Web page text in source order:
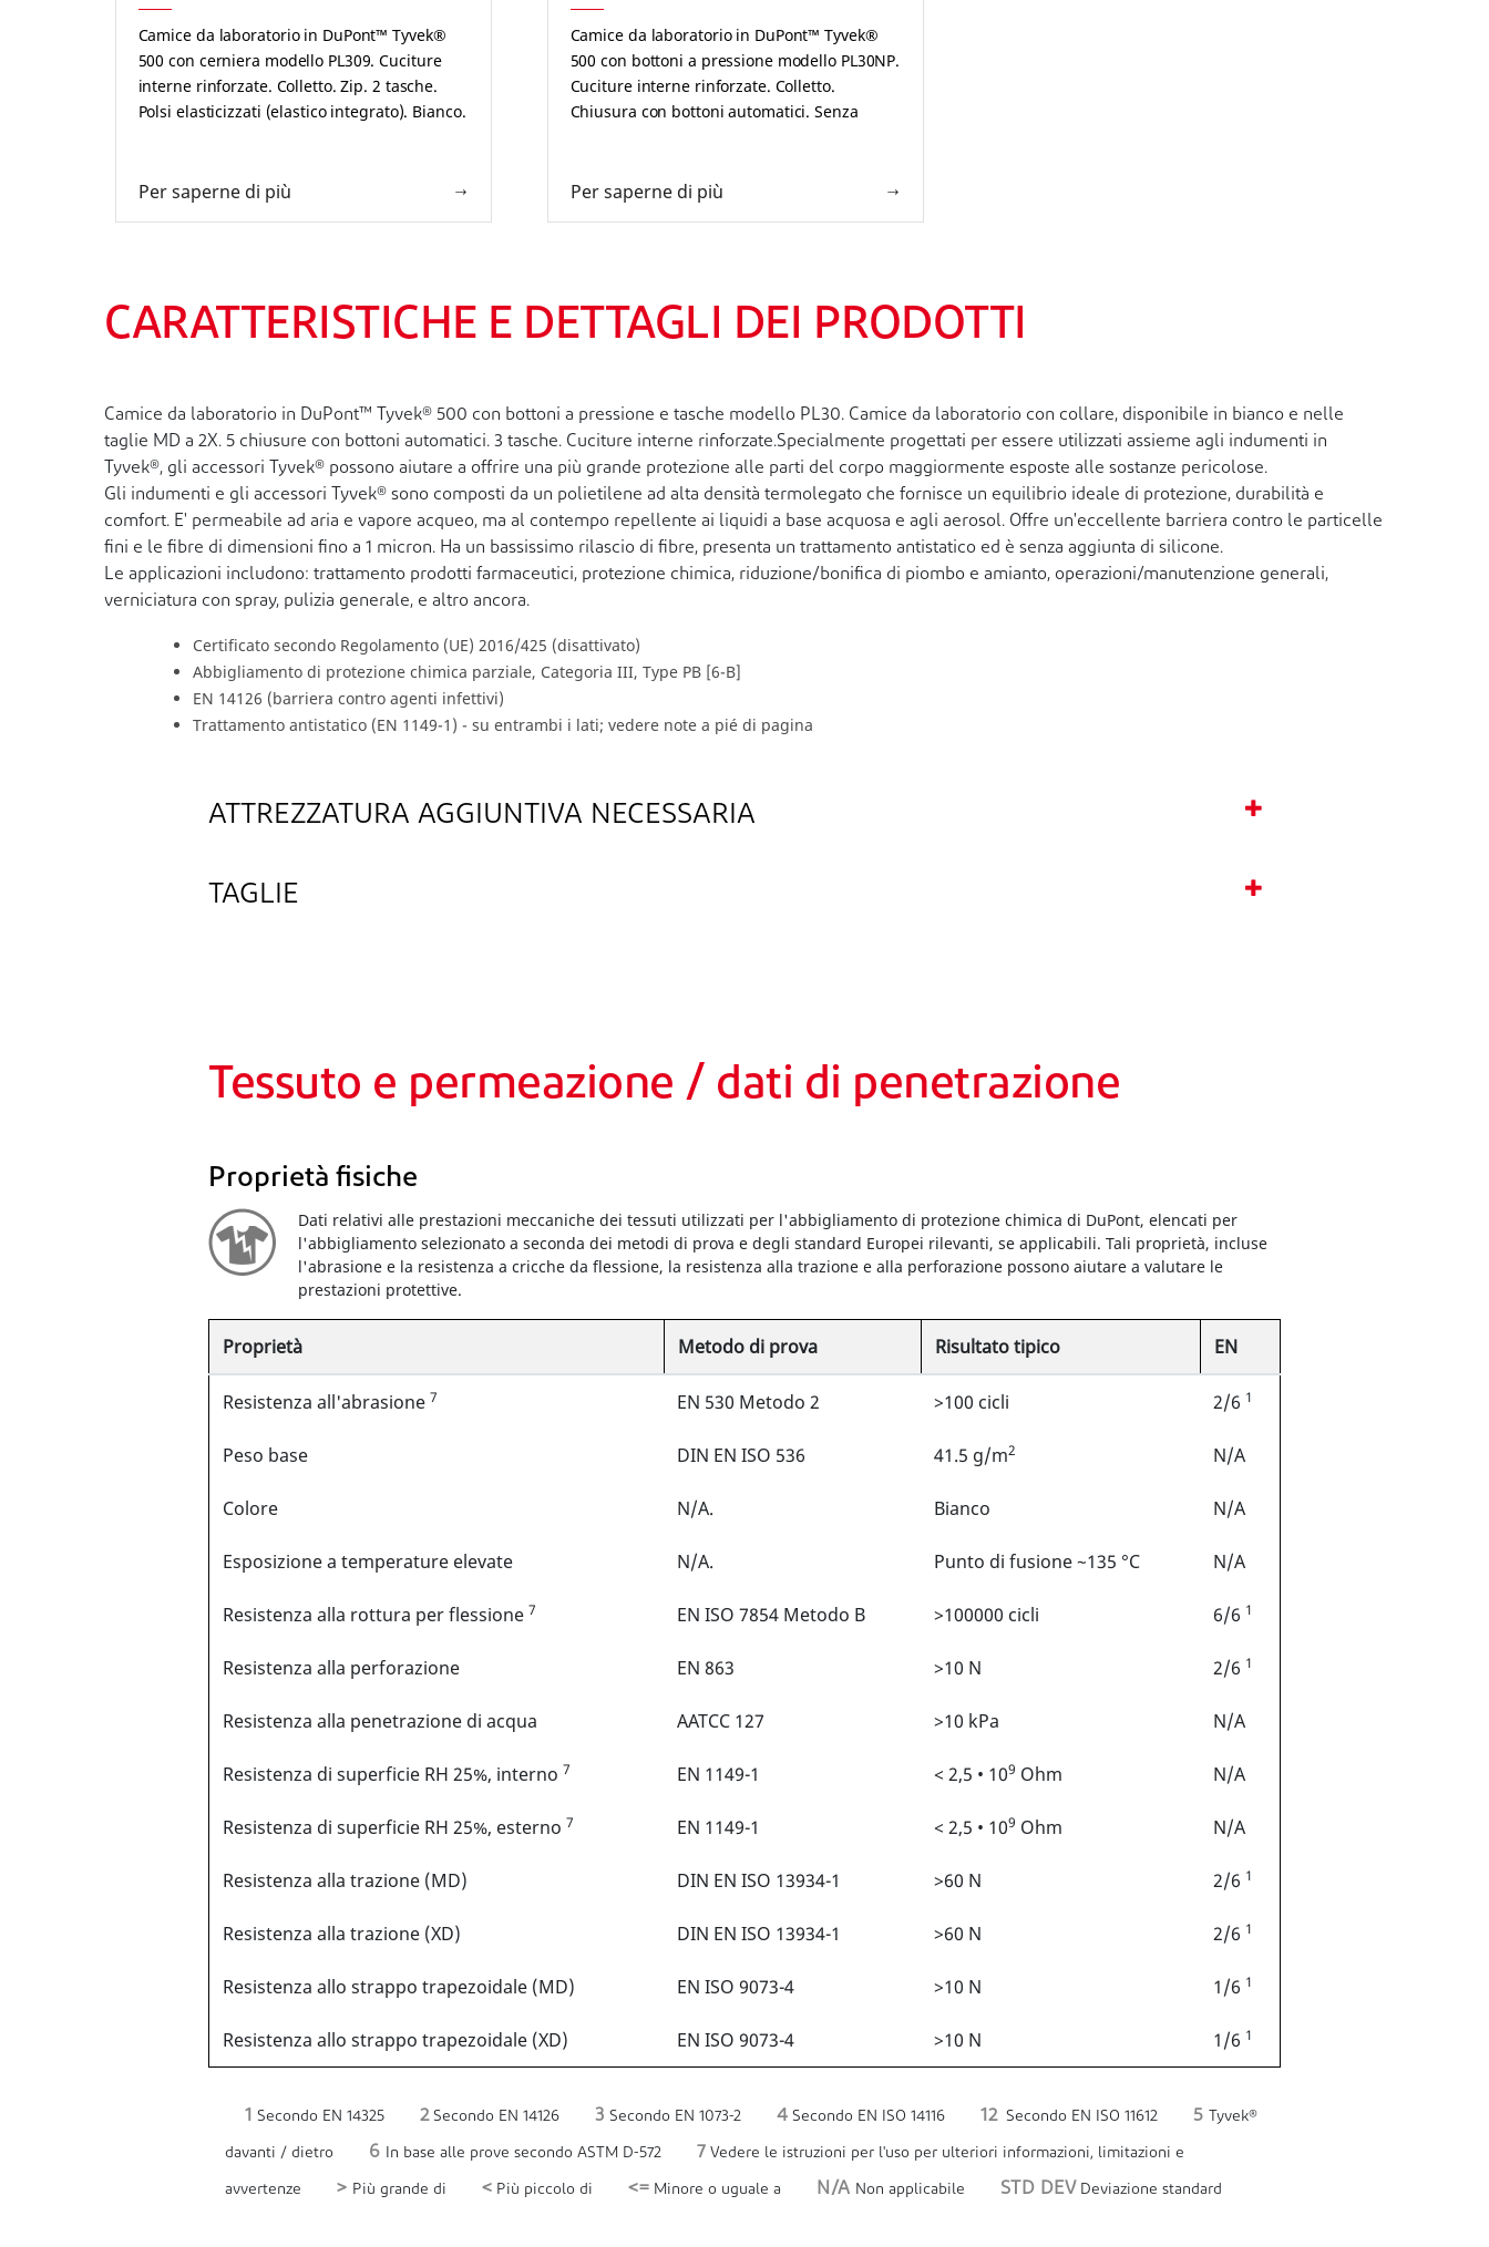
Camice da laboratorio in DuPont™ Tyvek®
500 con cerniera modello PL309. Cuciture
interne rinforzate. Colletto. Zip. 2 tasche.
Polsi elasticizzati (elastico integrato). Bianco.
Per saperne di più
Camice da laboratorio in DuPont™ Tyvek®
500 con bottoni a pressione modello PL30NP.
Cuciture interne rinforzate. Colletto.
Chiusura con bottoni automatici. Senza
Per saperne di più
CARATTERISTICHE E DETTAGLI DEI PRODOTTI
Camice da laboratorio in DuPont™ Tyvek® 500 con bottoni a pressione e tasche modello PL30. Camice da laboratorio con collare, disponibile in bianco e nelle
taglie MD a 2X. 5 chiusure con bottoni automatici. 3 tasche. Cuciture interne rinforzate.Specialmente progettati per essere utilizzati assieme agli indumenti in
Tyvek®, gli accessori Tyvek® possono aiutare a offrire una più grande protezione alle parti del corpo maggiormente esposte alle sostanze pericolose.
Gli indumenti e gli accessori Tyvek® sono composti da un polietilene ad alta densità termolegato che fornisce un equilibrio ideale di protezione, durabilità e
comfort. E' permeabile ad aria e vapore acqueo, ma al contempo repellente ai liquidi a base acquosa e agli aerosol. Offre un'eccellente barriera contro le particelle
fini e le fibre di dimensioni fino a 1 micron. Ha un bassissimo rilascio di fibre, presenta un trattamento antistatico ed è senza aggiunta di silicone.
Le applicazioni includono: trattamento prodotti farmaceutici, protezione chimica, riduzione/bonifica di piombo e amianto, operazioni/manutenzione generali,
verniciatura con spray, pulizia generale, e altro ancora.
Certificato secondo Regolamento (UE) 2016/425 (disattivato)
Abbigliamento di protezione chimica parziale, Categoria III, Type PB [6-B]
EN 14126 (barriera contro agenti infettivi)
Trattamento antistatico (EN 1149-1) - su entrambi i lati; vedere note a pié di pagina
ATTREZZATURA AGGIUNTIVA NECESSARIA
TAGLIE
Tessuto e permeazione / dati di penetrazione
Proprietà fisiche
Dati relativi alle prestazioni meccaniche dei tessuti utilizzati per l'abbigliamento di protezione chimica di DuPont, elencati per
l'abbigliamento selezionato a seconda dei metodi di prova e degli standard Europei rilevanti, se applicabili. Tali proprietà, incluse
l'abrasione e la resistenza a cricche da flessione, la resistenza alla trazione e alla perforazione possono aiutare a valutare le
prestazioni protettive.
Proprietà Metodo di prova Risultato tipico EN
Resistenza all'abrasione 7 EN 530 Metodo 2 >100 cicli 2/6 1
Peso base DIN EN ISO 536 41.5 g/m2 N/A
Colore N/A. Bianco N/A
Esposizione a temperature elevate N/A. Punto di fusione ~135 °C N/A
Resistenza alla rottura per flessione 7 EN ISO 7854 Metodo B >100000 cicli 6/6 1
Resistenza alla perforazione EN 863 >10 N 2/6 1
Resistenza alla penetrazione di acqua AATCC 127 >10 kPa N/A
Resistenza di superficie RH 25%, interno 7 EN 1149-1 < 2,5 • 109 Ohm N/A
Resistenza di superficie RH 25%, esterno 7 EN 1149-1 < 2,5 • 109 Ohm N/A
Resistenza alla trazione (MD) DIN EN ISO 13934-1 >60 N 2/6 1
Resistenza alla trazione (XD) DIN EN ISO 13934-1 >60 N 2/6 1
Resistenza allo strappo trapezoidale (MD) EN ISO 9073-4 >10 N 1/6 1
Resistenza allo strappo trapezoidale (XD) EN ISO 9073-4 >10 N 1/6 1
1 Secondo EN 14325 2Secondo EN 14126 3 Secondo EN 1073-2 4 Secondo EN ISO 14116 12Secondo EN ISO 11612 5 Tyvek®
davanti / dietro 6 In base alle prove secondo ASTM D-572 7 Vedere le istruzioni per l'uso per ulteriori informazioni, limitazioni e
avvertenze > Più grande di < Più piccolo di <= Minore o uguale a N/A Non applicabile STD DEV Deviazione standard